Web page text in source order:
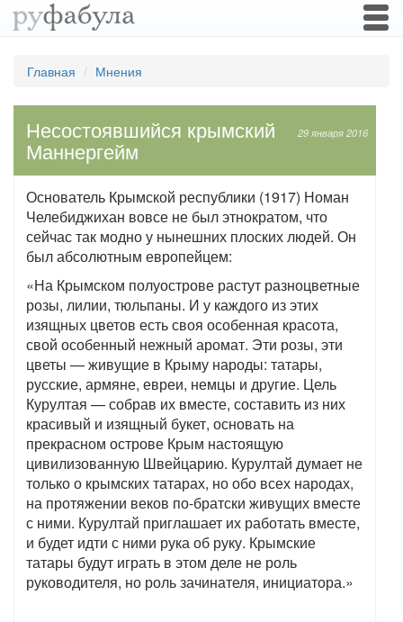
Главная Мнения
29 января 2016
Несостоявшийся крымский
Маннергейм
Основатель Крымской республики (1917) Номан
Челебиджихан вовсе не был этнократом, что
сейчас так модно у нынешних плоских людей. Он
был абсолютным европейцем:
«На Крымском полуострове растут разноцветные
розы, лилии, тюльпаны. И у каждого из этих
изящных цветов есть своя особенная красота,
свой особенный нежный аромат. Эти розы, эти
цветы — живущие в Крыму народы: татары,
русские, армяне, евреи, немцы и другие. Цель
Курултая — собрав их вместе, составить из них
красивый и изящный букет, основать на
прекрасном острове Крым настоящую
цивилизованную Швейцарию. Курултай думает не
только о крымских татарах, но обо всех народах,
на протяжении веков по-братски живущих вместе
с ними. Курултай приглашает их работать вместе,
и будет идти с ними рука об руку. Крымские
татары будут играть в этом деле не роль
руководителя, но роль зачинателя, инициатора.»